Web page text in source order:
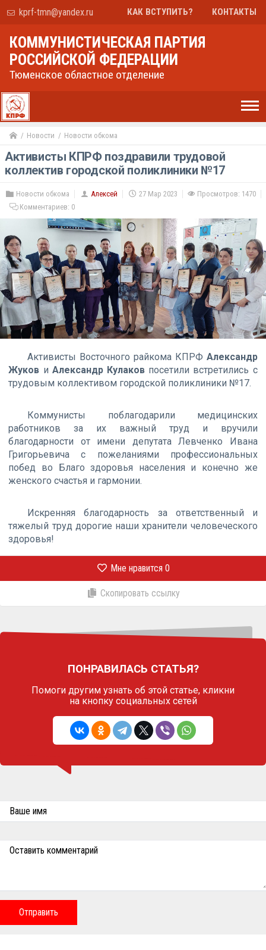
kprf-tmn@yandex.ru КАК ВСТУПИТЬ? КОНТАКТЫ
КОММУНИСТИЧЕСКАЯ ПАРТИЯ
РОССИЙСКОЙ ФЕДЕРАЦИИ
Тюменское областное отделение
Новости Новости обкома
Активисты КПРФ поздравили трудовой
коллектив городской поликлиники №17
Новости обкома Алексей 27 Мар 2023
Просмотров: 1470
Комментариев: 0
Активисты Восточного райкома КПРФ Александр
Жуков и Александр Кулаков посетили встретились с
трудовым коллективом городской поликлиники №17.
Коммунисты поблагодарили медицинских
работников за их важный труд и вручили
благодарности от имени депутата Левченко Ивана
Григорьевича с пожеланиями профессиональных
побед во Благо здоровья населения и конечно же
женского счастья и гармонии.
Искренняя благодарность за ответственный и
тяжелый труд дорогие наши хранители человеческого
здоровья!
Мне нравится 0
Скопировать ссылку
ПОНРАВИЛАСЬ СТАТЬЯ?
Помоги другим узнать об этой статье, кликни
на кнопку социальных сетей
Ваше имя
Оставить комментарий
Отправить